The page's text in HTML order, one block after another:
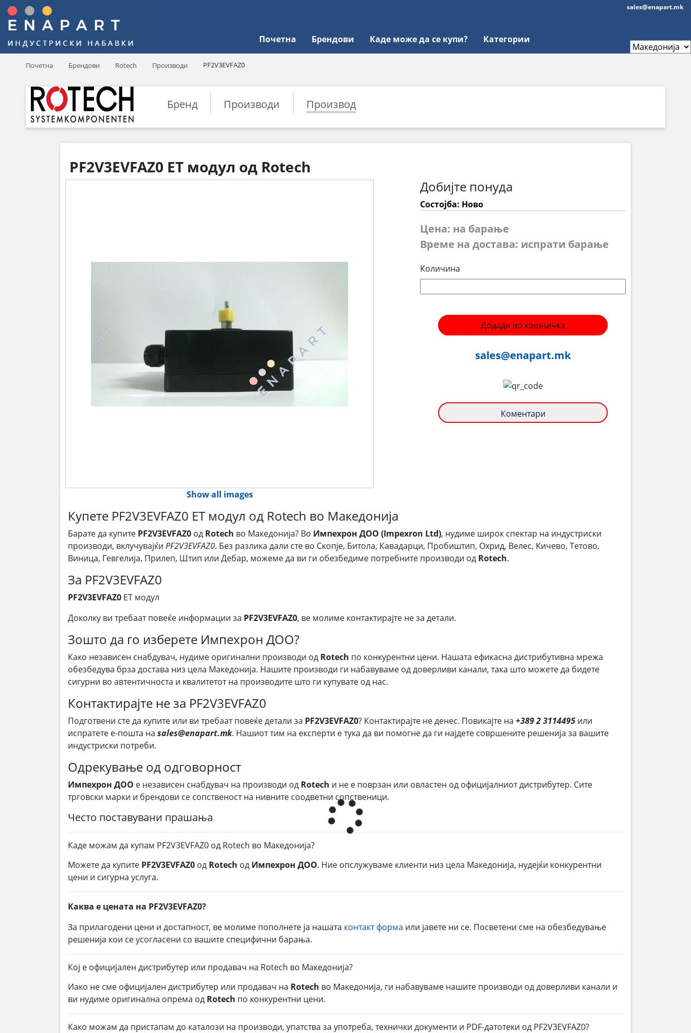
Почетна Брендови Каде може да се купи? Категории
sales@enapart.mk
Почетна Брендови Rotech Производи PF2V3EVFAZ0
Бренд Производи Производ
PF2V3EVFAZ0 ЕТ модул од Rotech
Show all images
Добијте понуда
Состојба: Ново
Цена: на барање
Време на достава: испрати барање
Количина
Додади во кошничка
sales@enapart.mk
Коментари
Купете PF2V3EVFAZ0 ЕТ модул од Rotech во Македонија
Барате да купите PF2V3EVFAZ0 од Rotech во Македонија? Во Импехрон ДОО (Impexron Ltd), нудиме широк спектар на индустриски
производи, вклучувајќи PF2V3EVFAZ0. Без разлика дали сте во Скопје, Битола, Кавадарци, Пробиштип, Охрид, Велес, Кичево, Тетово,
Виница, Гевгелија, Прилеп, Штип или Дебар, можеме да ви ги обезбедиме потребните производи од Rotech.
За PF2V3EVFAZ0
PF2V3EVFAZ0 ЕТ модул
Доколку ви требаат повеќе информации за PF2V3EVFAZ0, ве молиме контактирајте не за детали.
Зошто да го изберете Импехрон ДОО?
Како независен снабдувач, нудиме оригинални производи од Rotech по конкурентни цени. Нашата ефикасна дистрибутивна мрежа
обезбедува брза достава низ цела Македонија. Нашите производи ги набавуваме од доверливи канали, така што можете да бидете
сигурни во автентичноста и квалитетот на производите што ги купувате од нас.
Контактирајте не за PF2V3EVFAZ0
Подготвени сте да купите или ви требаат повеќе детали за PF2V3EVFAZ0? Контактирајте не денес. Повикајте на +389 2 3114495 или
испратете е-пошта на sales@enapart.mk. Нашиот тим на експерти е тука да ви помогне да ги најдете совршените решенија за вашите
индустриски потреби.
Одрекување од одговорност
Импехрон ДОО е независен снабдувач на производи од Rotech и не е поврзан или овластен од официјалниот дистрибутер. Сите
трговски марки и брендови се сопственост на нивните соодветни сопственици.
Често поставувани прашања
Каде можам да купам PF2V3EVFAZ0 од Rotech во Македонија?
Можете да купите PF2V3EVFAZ0 од Rotech од Импехрон ДОО. Ние опслужуваме клиенти низ цела Македонија, нудејќи конкурентни
цени и сигурна услуга.
Каква е цената на PF2V3EVFAZ0?
За прилагодени цени и достапност, ве молиме пополнете ја нашата контакт форма или јавете ни се. Посветени сме на обезбедување
решенија кои се усогласени со вашите специфични барања.
Кој е официјален дистрибутер или продавач на Rotech во Македонија?
Иако не сме официјален дистрибутер или продавач на Rotech во Македонија, ги набавуваме нашите производи од доверливи канали и
ви нудиме оригинална опрема од Rotech по конкурентни цени.
Како можам да пристапам до каталози на производи, упатства за употреба, технички документи и PDF-датотеки од PF2V3EVFAZ0?